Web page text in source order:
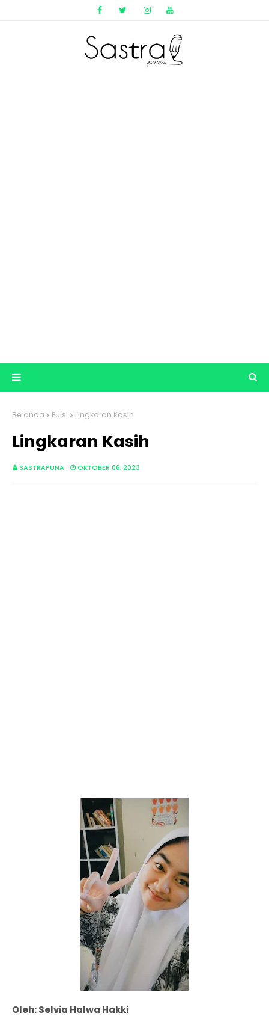
Beranda Puisi Lingkaran Kasih
Lingkaran Kasih
SASTRAPUNA OKTOBER 06, 2023
Oleh: Selvia Halwa Hakki